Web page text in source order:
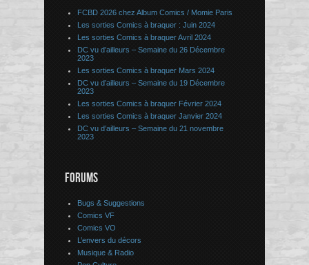
FCBD 2026 chez Album Comics / Momie Paris
Les sorties Comics à braquer : Juin 2024
Les sorties Comics à braquer Avril 2024
DC vu d’ailleurs – Semaine du 26 Décembre
2023
Les sorties Comics à braquer Mars 2024
DC vu d’ailleurs – Semaine du 19 Décembre
2023
Les sorties Comics à braquer Février 2024
Les sorties Comics à braquer Janvier 2024
DC vu d’ailleurs – Semaine du 21 novembre
2023
FORUMS
Bugs & Suggestions
Comics VF
Comics VO
L’envers du décors
Musique & Radio